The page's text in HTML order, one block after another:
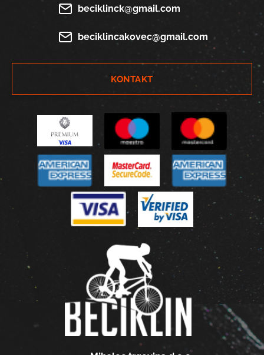
beciklinck@gmail.com
beciklincakovec@gmail.com
KONTAKT